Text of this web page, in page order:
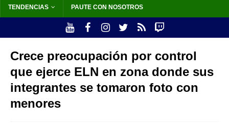
TENDENCIAS PAUTE CON NOSOTROS
Crece preocupación por control
que ejerce ELN en zona donde sus
integrantes se tomaron foto con
menores